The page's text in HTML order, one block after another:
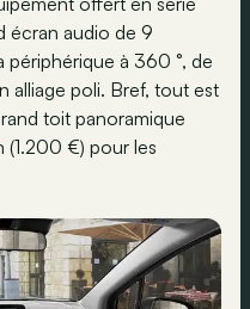
écran audio de 9
à 360 °, de
alliage poli. Bref, tout est
toit panoramique
(1.200 €) pour les